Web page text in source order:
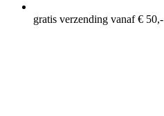
gratis verzending vanaf € 50,-